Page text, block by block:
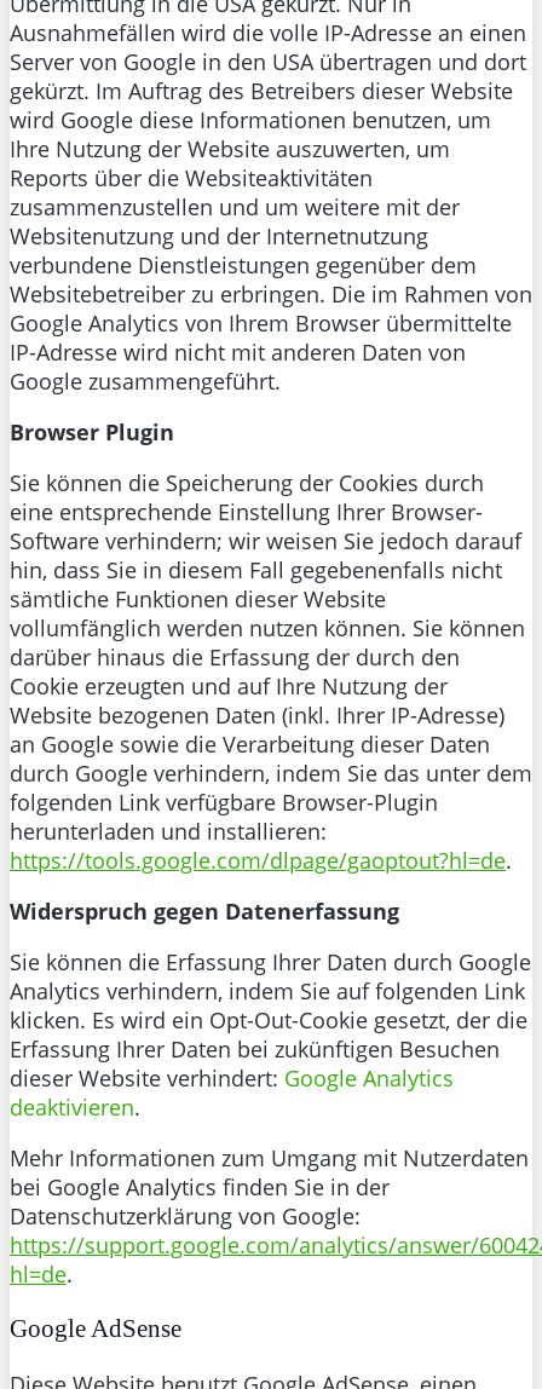
Ausnahmefällen wird die volle IP-Adresse an einen
Server von Google in den USA übertragen und dort
gekürzt. Im Auftrag des Betreibers dieser Website
wird Google diese Informationen benutzen, um
Ihre Nutzung der Website auszuwerten, um
Reports über die Websiteaktivitäten
zusammenzustellen und um weitere mit der
Websitenutzung und der Internetnutzung
verbundene Dienstleistungen gegenüber dem
Websitebetreiber zu erbringen. Die im Rahmen von
Google Analytics von Ihrem Browser übermittelte
IP-Adresse wird nicht mit anderen Daten von
Google zusammengeführt.
Browser Plugin
Sie können die Speicherung der Cookies durch
eine entsprechende Einstellung Ihrer Browser-
Software verhindern; wir weisen Sie jedoch darauf
hin, dass Sie in diesem Fall gegebenenfalls nicht
sämtliche Funktionen dieser Website
vollumfänglich werden nutzen können. Sie können
darüber hinaus die Erfassung der durch den
Cookie erzeugten und auf Ihre Nutzung der
Website bezogenen Daten (inkl. Ihrer IP-Adresse)
an Google sowie die Verarbeitung dieser Daten
durch Google verhindern, indem Sie das unter dem
folgenden Link verfügbare Browser-Plugin
herunterladen und installieren:
https://tools.google.com/dlpage/gaoptout?hl=de.
Widerspruch gegen Datenerfassung
Sie können die Erfassung Ihrer Daten durch Google
Analytics verhindern, indem Sie auf folgenden Link
klicken. Es wird ein Opt-Out-Cookie gesetzt, der die
Erfassung Ihrer Daten bei zukünftigen Besuchen
dieser Website verhindert: Google Analytics
deaktivieren.
Mehr Informationen zum Umgang mit Nutzerdaten
bei Google Analytics finden Sie in der
Datenschutzerklärung von Google:
https://support.google.com/analytics/answer/
hl=de.
Google AdSense